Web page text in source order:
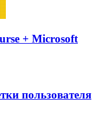
+ Microsoft
пользователя